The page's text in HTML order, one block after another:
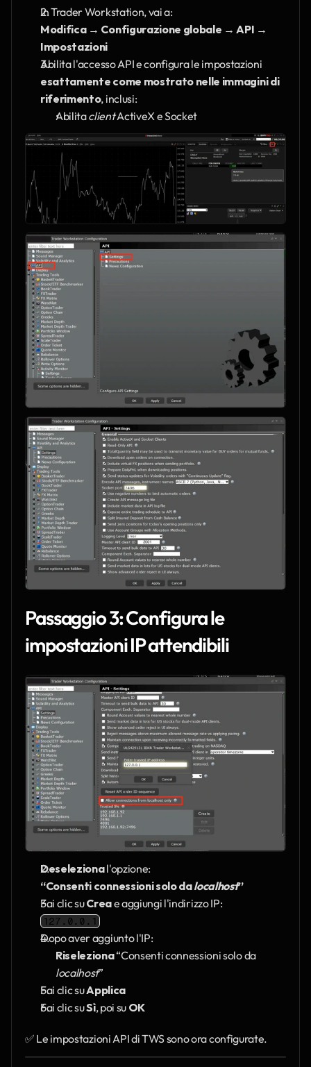
In Trader Workstation, vai a:
Modifica → Configurazione globale → API →
Impostazioni
esattamente come mostrato nelle immagini di
riferimento, inclusi:
Abilita client ActiveX e Socket
Passaggio 3: Configura le
impostazioni IP attendibili
Deseleziona l'opzione:
“Consenti connessioni solo da localhost”
Fai clic su Crea e aggiungi l'indirizzo IP:
127.0.0.1
Dopo aver aggiunto l'IP:
Riseleziona
“Consenti connessioni solo da
localhost”
Fai clic su Applica
Fai clic su Sì, poi su OK
✅ Le impostazioni API di TWS sono ora configurate.